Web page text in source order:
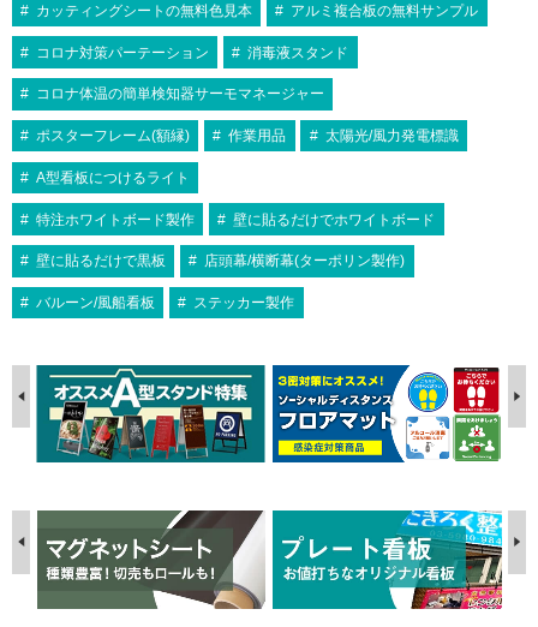
カッティングシートの無料色見本 アルミ複合板の無料サンプル
コロナ対策パーテーション 消毒液スタンド
コロナ体温の簡単検知器サーモマネージャー
ポスターフレーム(額縁) 作業用品 太陽光/風力発電標識
A型看板につけるライト
特注ホワイトボード製作 壁に貼るだけでホワイトボード
壁に貼るだけで黒板 店頭幕/横断幕(ターポリン製作)
バルーン/風船看板 ステッカー製作